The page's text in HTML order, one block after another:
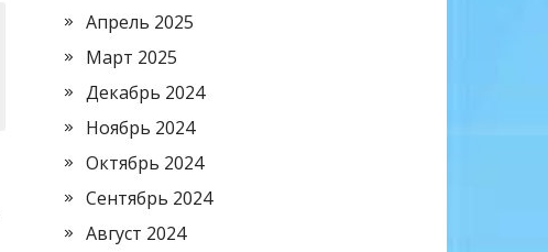
Апрель 2025
Март 2025
Декабрь 2024
Ноябрь 2024
Октябрь 2024
Сентябрь 2024
Август 2024